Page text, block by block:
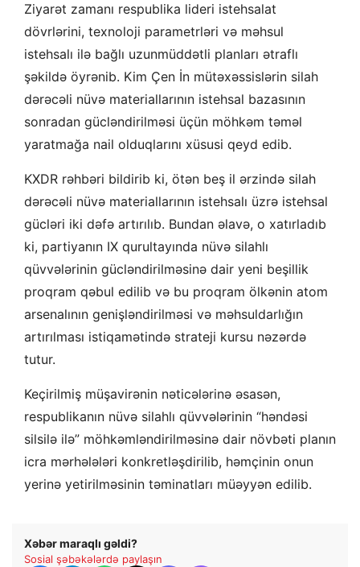
Ziyarət zamanı respublika lideri istehsalat
dövrlərini, texnoloji parametrləri və məhsul
istehsalı ilə bağlı uzunmüddətli planları ətraflı
şəkildə öyrənib. Kim Çen İn mütəxəssislərin silah
dərəcəli nüvə materiallarının istehsal bazasının
sonradan gücləndirilməsi üçün möhkəm təməl
yaratmağa nail olduqlarını xüsusi qeyd edib.
KXDR rəhbəri bildirib ki, ötən beş il ərzində silah
dərəcəli nüvə materiallarının istehsalı üzrə istehsal
gücləri iki dəfə artırılıb. Bundan əlavə, o xatırladıb
ki, partiyanın IX qurultayında nüvə silahlı
qüvvələrinin gücləndirilməsinə dair yeni beşillik
proqram qəbul edilib və bu proqram ölkənin atom
arsenalının genişləndirilməsi və məhsuldarlığın
artırılması istiqamətində strateji kursu nəzərdə
tutur.
Keçirilmiş müşavirənin nəticələrinə əsasən,
respublikanın nüvə silahlı qüvvələrinin “həndəsi
silsilə ilə” möhkəmləndirilməsinə dair növbəti planın
icra mərhələləri konkretləşdirilib, həmçinin onun
yerinə yetirilməsinin təminatları müəyyən edilib.
Xəbər maraqlı gəldi?
Sosial şəbəkələrdə paylaşın